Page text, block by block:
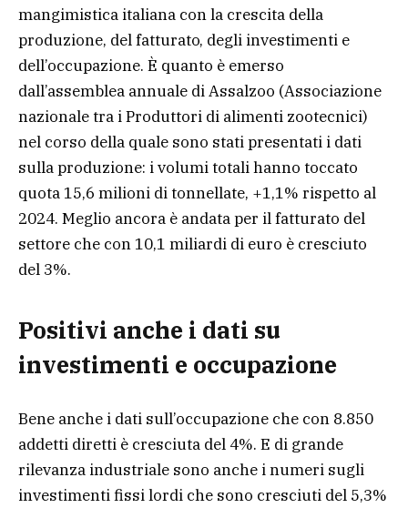
mangimistica italiana con la crescita della
produzione, del fatturato, degli investimenti e
dell’occupazione. È quanto è emerso
dall’assemblea annuale di Assalzoo (Associazione
nazionale tra i Produttori di alimenti zootecnici)
nel corso della quale sono stati presentati i dati
sulla produzione: i volumi totali hanno toccato
quota 15,6 milioni di tonnellate, +1,1% rispetto al
2024. Meglio ancora è andata per il fatturato del
settore che con 10,1 miliardi di euro è cresciuto
del 3%.
Positivi anche i dati su
investimenti e occupazione
Bene anche i dati sull’occupazione che con 8.850
addetti diretti è cresciuta del 4%. E di grande
rilevanza industriale sono anche i numeri sugli
investimenti fissi lordi che sono cresciuti del 5,3%